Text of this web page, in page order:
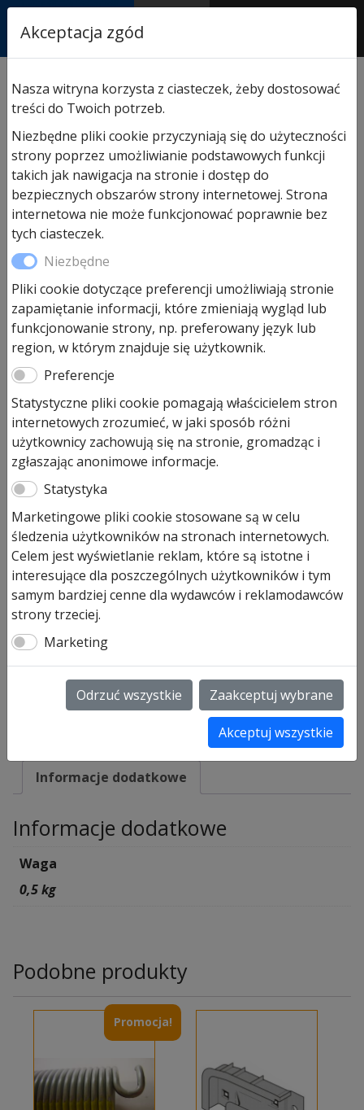
AUTORYZOWANY
PARTNER & SERWIS
segmentowych garażowych/ Obejma rolki środkowa
EPU/LPU40
Obejma rolki środkowa
EPU/LPU40
48,00zł
Pozostało tylko: 2 (może być zamówiony)
ilość
Obejma
rolki
środkowa
EPU/LPU40
Dodaj do koszyka
Obejma rolki środkowych segmentów przeznaczona do
bram segmentowych z serii 40 model LTE40, ETE40,
EPU40 lub LPU40 wyprodukowanych od 1999-06-01 –
art. nr 3074403
Obejma do zastosowania w przypadku prowadzenia
typ N, L, BL, Z, BZ, SN, SL
Rolka krótka 40mm, 50mm
Informacje dodatkowe
Informacje dodatkowe
Waga
0,5 kg
Podobne produkty
Promocja!
Akceptacja zgód
Nasza witryna korzysta z ciasteczek, żeby dostosować
treści do Twoich potrzeb.
Niezbędne pliki cookie przyczyniają się do użyteczności
strony poprzez umożliwianie podstawowych funkcji
takich jak nawigacja na stronie i dostęp do
bezpiecznych obszarów strony internetowej. Strona
internetowa nie może funkcjonować poprawnie bez
tych ciasteczek.
Niezbędne
Pliki cookie dotyczące preferencji umożliwiają stronie
zapamiętanie informacji, które zmieniają wygląd lub
funkcjonowanie strony, np. preferowany język lub
region, w którym znajduje się użytkownik.
Preferencje
Statystyczne pliki cookie pomagają właścicielem stron
internetowych zrozumieć, w jaki sposób różni
użytkownicy zachowują się na stronie, gromadząc i
zgłaszając anonimowe informacje.
Statystyka
Marketingowe pliki cookie stosowane są w celu
śledzenia użytkowników na stronach internetowych.
Celem jest wyświetlanie reklam, które są istotne i
interesujące dla poszczególnych użytkowników i tym
samym bardziej cenne dla wydawców i reklamodawców
strony trzeciej.
Marketing
Odrzuć wszystkie Zaakceptuj wybrane
Akceptuj wszystkie